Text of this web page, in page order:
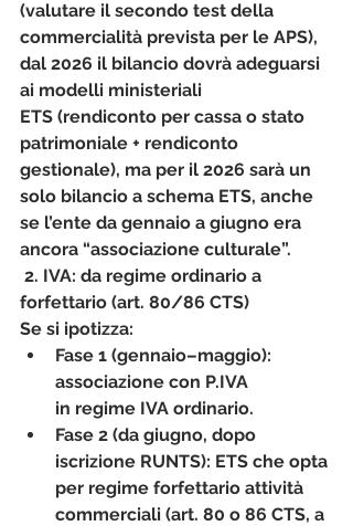
(valutare il secondo test della
commercialità prevista per le APS),
dal 2026 il bilancio dovrà adeguarsi
ai modelli ministeriali
ETS (rendiconto per cassa o stato
patrimoniale + rendiconto
gestionale), ma per il 2026 sarà un
solo bilancio a schema ETS, anche
se l’ente da gennaio a giugno era
ancora “associazione culturale”.
2. IVA: da regime ordinario a
forfettario (art. 80/86 CTS)
Se si ipotizza:
Fase 1 (gennaio–maggio):
associazione con P.IVA
in regime IVA ordinario.
Fase 2 (da giugno, dopo
iscrizione RUNTS): ETS che opta
per regime forfettario attività
commerciali (art. 80 o 86 CTS, a